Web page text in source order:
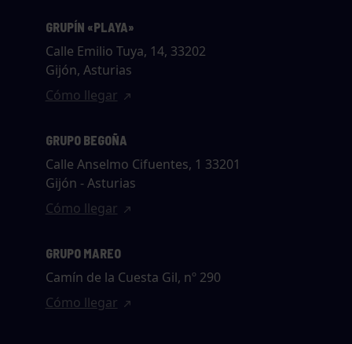
GRUPÍN «PLAYA»
Calle Emilio Tuya, 14, 33202
Gijón, Asturias
Cómo llegar
GRUPO BEGOÑA
Calle Anselmo Cifuentes, 1 33201
Gijón - Asturias
Cómo llegar
GRUPO MAREO
Camín de la Cuesta Gil, nº 290
Cómo llegar